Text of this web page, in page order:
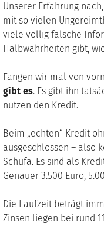
Unserer Erfahrung
mit so vielen
viele völlig falsche
Halbwahrheiten gibt,
Fangen wir mal von
gibt es. Es gibt ihn
nutzen den Kredit.
Beim „echten“ Kredit
ausgeschlossen – also
Schufa. Es sind als
Genauer 3.500 Euro,
Die Laufzeit beträgt
Zinsen liegen bei rund